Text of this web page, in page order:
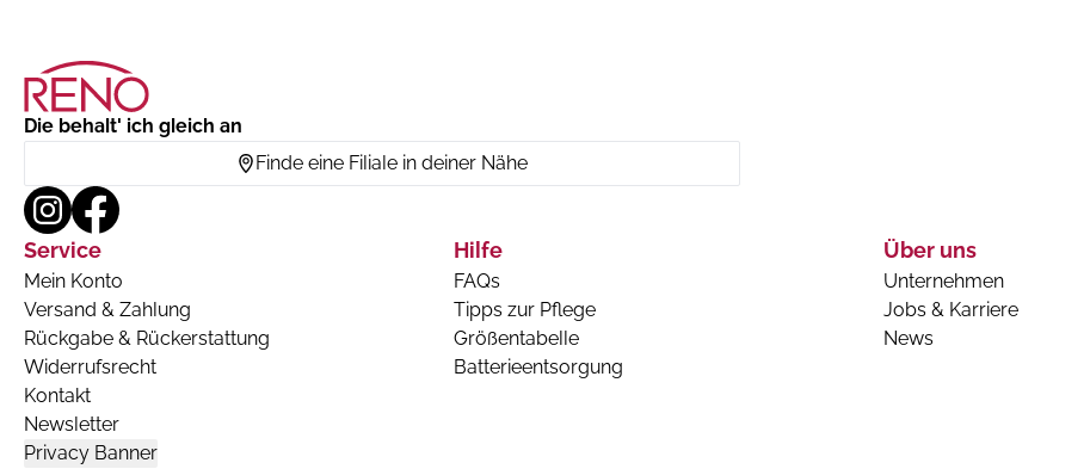
Die behalt' ich gleich an
Finde eine Filiale in deiner Nähe
Service
Mein Konto
Versand & Zahlung
Rückgabe & Rückerstattung
Widerrufsrecht
Kontakt
Newsletter
Privacy Banner
Hilfe
FAQs
Tipps zur Pflege
Größentabelle
Batterieentsorgung
Über uns
Unternehmen
Jobs & Karriere
News